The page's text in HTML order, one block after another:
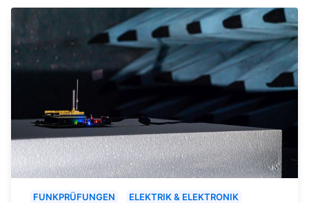
FUNKPRÜFUNGEN
ELEKTRIK & ELEKTRONIK